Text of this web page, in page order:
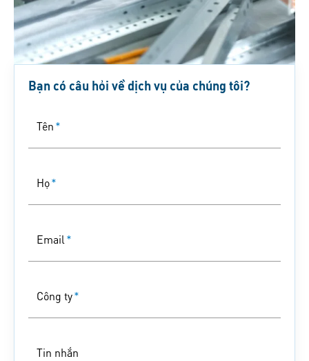
Bạn có câu hỏi về dịch vụ của chúng tôi?
Tên*
Họ*
Email *
Công ty*
Tin nhắn